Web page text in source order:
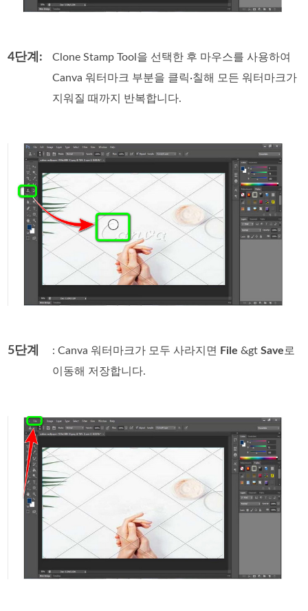
4단계:
Clone Stamp Tool을 선택한 후 마우스를 사용하여
Canva 워터마크 부분을 클릭·칠해 모든 워터마크가
지워질 때까지 반복합니다.
5단계 : Canva 워터마크가 모두 사라지면 File &gtSave 로
이동해 저장합니다.